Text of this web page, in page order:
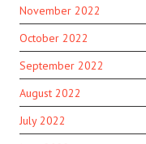
November 2022
October 2022
September 2022
August 2022
July 2022